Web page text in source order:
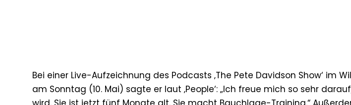
Bei einer Live-Aufzeichnung des Podcasts ‚The Pete Davidson Show‘ im
am Sonntag (10. Mai) sagte er laut ‚People‘: „Ich freue mich so sehr